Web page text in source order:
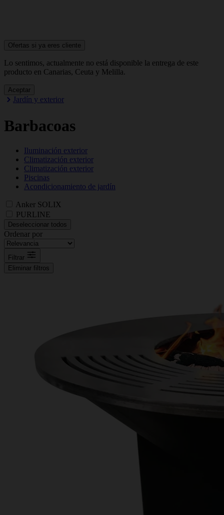
Ofertas si ya eres cliente
Lo sentimos, actualmente no está disponible la entrega de este
producto en Canarias, Ceuta y Melilla.
Aceptar
Jardín y exterior
Barbacoas
Iluminación exterior
Climatización exterior
Climatización exterior
Piscinas
Acondicionamiento de jardín
Anker SOLIX
PURLINE
Deseleccionar todos
Ordenar por
Filtrar
Eliminar filtros